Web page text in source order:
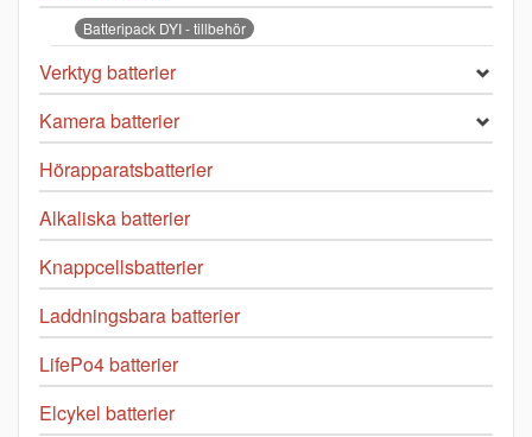
Batteripack DYI - tillbehör
Verktyg batterier
Kamera batterier
Hörapparatsbatterier
Alkaliska batterier
Knappcellsbatterier
Laddningsbara batterier
LifePo4 batterier
Elcykel batterier